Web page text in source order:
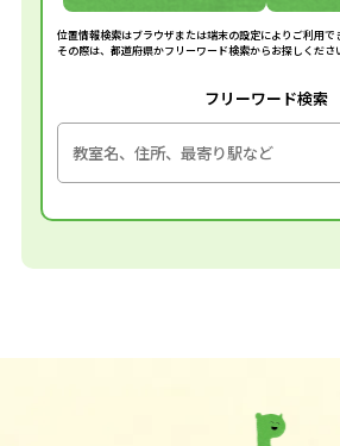
位置情報検索はブラウザまたは端末の設定によりご利用で
その際は、都道府県かフリーワード検索からお探しくださ
フリーワード検索